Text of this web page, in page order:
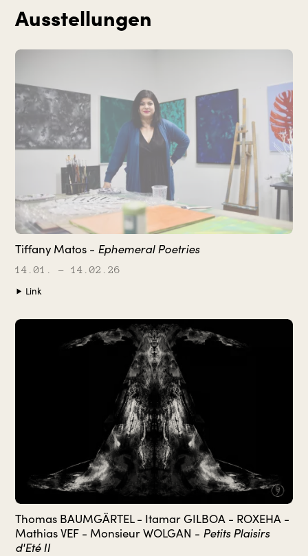
Ausstellungen
Tiffany Matos - Ephemeral Poetries
14.01. – 14.02.26
Link
Thomas BAUMGÄRTEL - Itamar GILBOA - ROXEHA -
Mathias VEF - Monsieur WOLGAN - Petits Plaisirs
d'Eté II